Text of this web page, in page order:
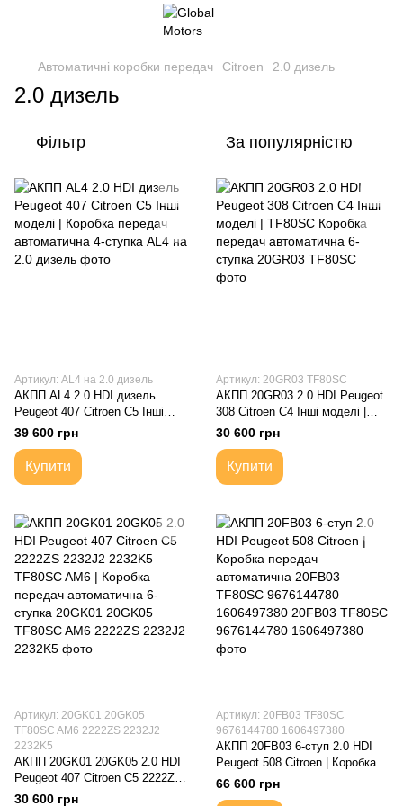
Автоматичні коробки передач Citroen 2.0 дизель
2.0 дизель
Фільтр За популярністю
Артикул: AL4 на 2.0 дизель
АКПП AL4 2.0 HDI дизель
Peugeot 407 Citroen C5 Інші
моделі | Коробка передач
автоматична 4-ступка
39 600 грн
Купити
Артикул: 20GR03 TF80SC
АКПП 20GR03 2.0 HDI Peugeot
308 Citroen C4 Інші моделі |
TF80SC Коробка передач
автоматична 6-ступка
30 600 грн
Купити
Артикул: 20GK01 20GK05
TF80SC AM6 2222ZS 2232J2
2232K5
АКПП 20GK01 20GK05 2.0 HDI
Peugeot 407 Citroen C5 2222ZS
2232J2 2232K5 TF80SC AM6 |
30 600 грн
Артикул: 20FB03 TF80SC
9676144780 1606497380
АКПП 20FB03 6-cтуп 2.0 HDI
Peugeot 508 Citroen | Коробка
передач автоматична 20FB03
TF80SC 9676144780
66 600 грн